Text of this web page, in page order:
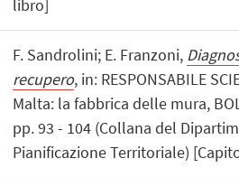
libro]
F. Sandrolini; E. Franzoni,
recupero, in: RESPONSABILE
Malta: la fabbrica delle mura,
pp. 93 - 104 (Collana del
Pianificazione Territoriale)